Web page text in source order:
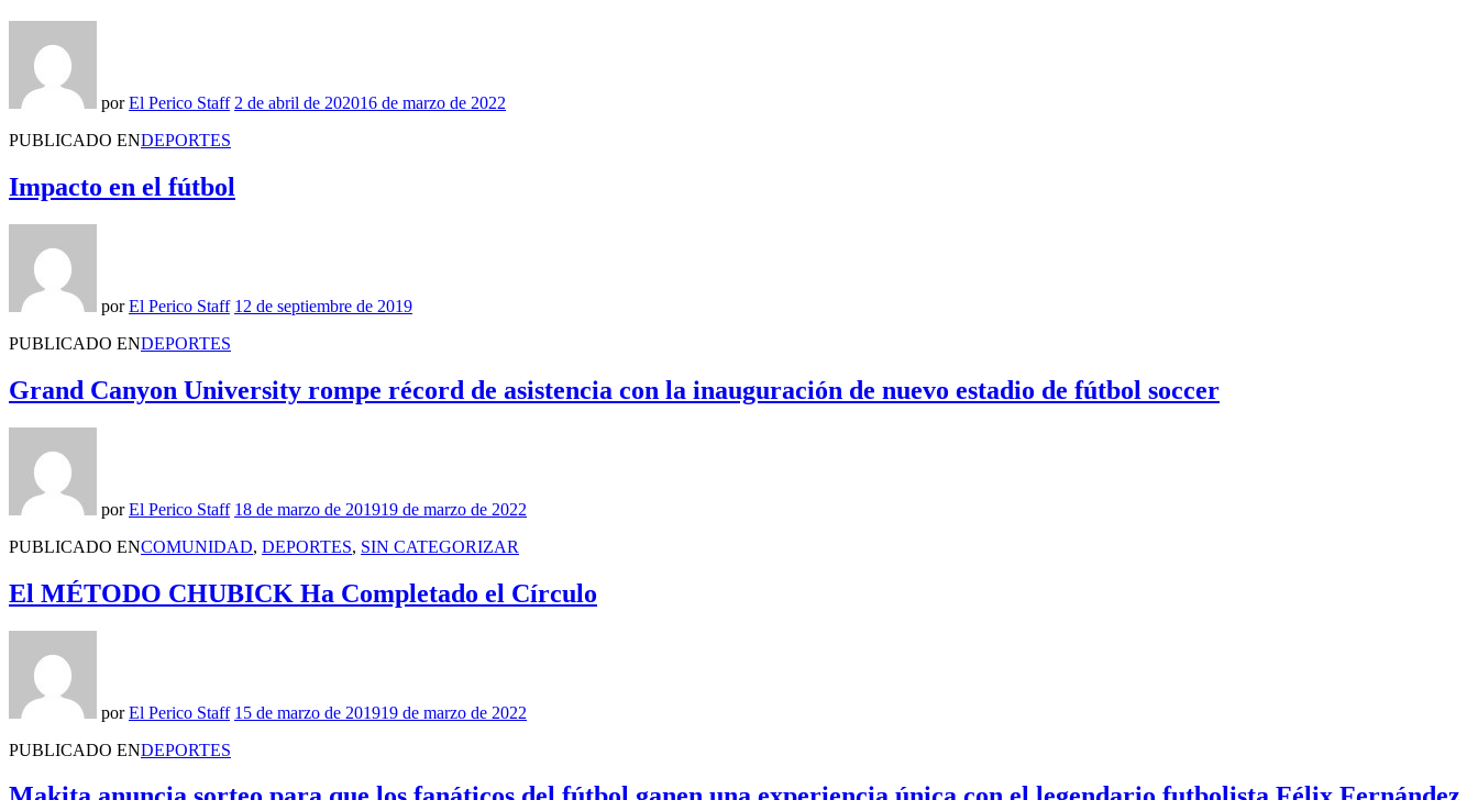
por El Perico Staff 2 de abril de 202016 de marzo de 2022
PUBLICADO ENDEPORTES
Impacto en el fútbol
por El Perico Staff 12 de septiembre de 2019
PUBLICADO ENDEPORTES
Grand Canyon University rompe récord de asistencia con la inauguración de nuevo estadio de fútbol soccer
por El Perico Staff 18 de marzo de 201919 de marzo de 2022
PUBLICADO ENCOMUNIDAD, DEPORTES, SIN CATEGORIZAR
El MÉTODO CHUBICK Ha Completado el Círculo
por El Perico Staff 15 de marzo de 201919 de marzo de 2022
PUBLICADO ENDEPORTES